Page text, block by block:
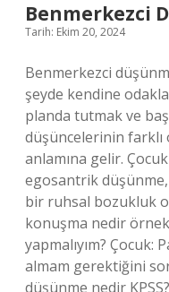
Benmerkezci
Tarih: Ekim 20, 2024
Benmerkezci
şeyde kendine
planda tutmak ve
düşüncelerinin farklı
anlamına gelir.
egosantrik düşünme,
bir ruhsal bozukluk
konuşma nedir
yapmalıyım? Çocuk:
almam gerektiğini
düşünme nedir